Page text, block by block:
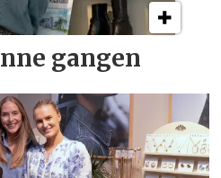
gangen